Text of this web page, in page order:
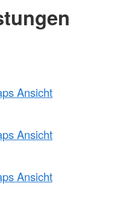
Ansicht
Ansicht
Ansicht